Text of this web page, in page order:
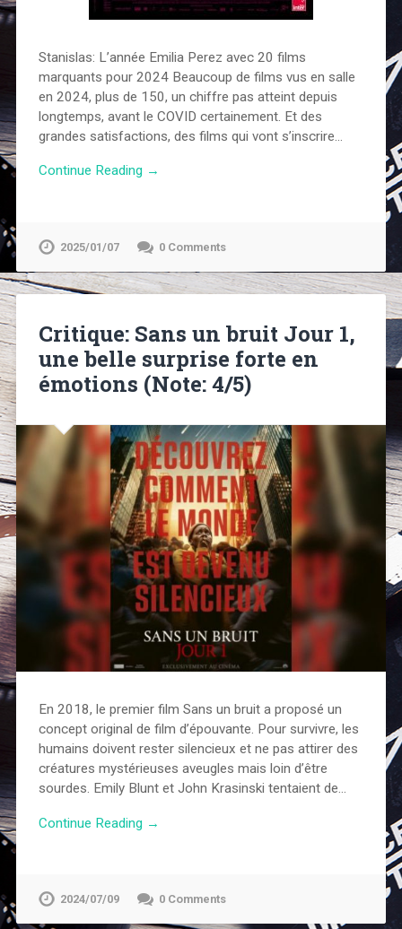
Stanislas: L’année Emilia Perez avec 20 films
marquants pour 2024 Beaucoup de films vus en salle
en 2024, plus de 150, un chiffre pas atteint depuis
longtemps, avant le COVID certainement. Et des
grandes satisfactions, des films qui vont s’inscrire…
Continue Reading →
2025/01/07 0 Comments
Critique: Sans un bruit Jour 1,
une belle surprise forte en
émotions (Note: 4/5)
En 2018, le premier film Sans un bruit a proposé un
concept original de film d’épouvante. Pour survivre, les
humains doivent rester silencieux et ne pas attirer des
créatures mystérieuses aveugles mais loin d’être
sourdes. Emily Blunt et John Krasinski tentaient de…
Continue Reading →
2024/07/09 0 Comments